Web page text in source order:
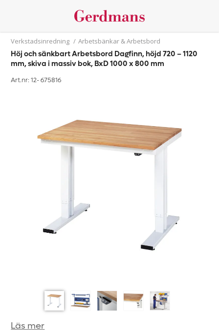
Verkstadsinredning / Arbetsbänkar & Arbetsbord
Höj och sänkbart Arbetsbord Dagfinn, höjd 720 – 1120
mm, skiva i massiv bok, BxD 1000 x 800 mm
Art.nr: 12-675816
Läs mer